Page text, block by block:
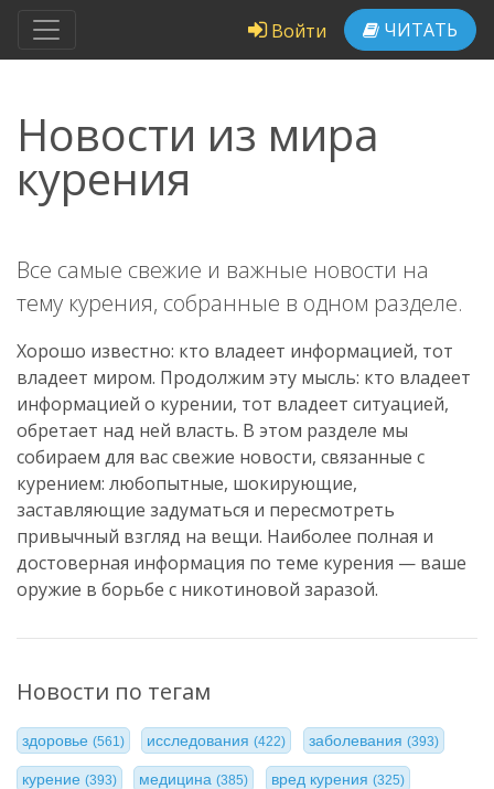
Войти ЧИТАТЬ
Новости из мира
курения
Все самые свежие и важные новости на
тему курения, собранные в одном разделе.
Хорошо известно: кто владеет информацией, тот
владеет миром. Продолжим эту мысль: кто владеет
информацией о курении, тот владеет ситуацией,
обретает над ней власть. В этом разделе мы
собираем для вас свежие новости, связанные с
курением: любопытные, шокирующие,
заставляющие задуматься и пересмотреть
привычный взгляд на вещи. Наиболее полная и
достоверная информация по теме курения — ваше
оружие в борьбе с никотиновой заразой.
Новости по тегам
здоровье (561) исследования(422) заболевания (393)
курение (393) медицина(385) вред курения (325)